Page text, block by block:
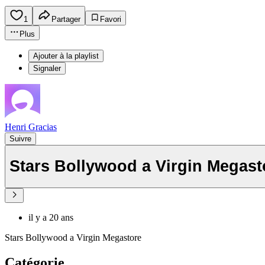
1 Partager
Favori
Plus
Ajouter à la playlist
Signaler
Henri Gracias
Suivre
Stars Bollywood a Virgin
il y a 20 ans
Stars Bollywood a Virgin Megastore